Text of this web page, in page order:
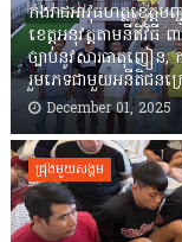
កងរាជឣាវុធហត្ថខេត្
ខេត្តឣនុវត្តតាមនីតិវិ
ច្បាប់នូវសារធាតុញៀន,
រួមភេទជាមួយអនីតិជនក្
December 01, 2025
ជ្រុងមួយសង្គម